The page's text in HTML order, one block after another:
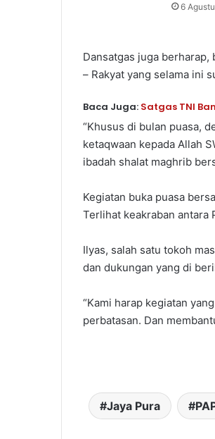
6
Dansatgas juga
– Rakyat yang selama ini
Baca Juga: Satgas TNI
“Khusus di bulan puasa,
ketaqwaan kepada Allah
ibadah shalat maghrib
Kegiatan buka puasa
Terlihat keakraban antara
Ilyas, salah satu tokoh
dan dukungan yang di
“Kami harap kegiatan
perbatasan. Dan
Jaya Pura